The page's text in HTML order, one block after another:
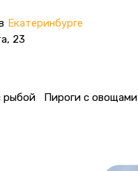
Екатеринбурге
23
рыбой Пироги с овощами